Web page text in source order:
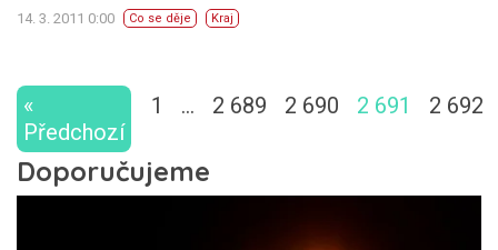
14. 3. 2011 0:00 Co se děje Kraj
«
Předchozí
1 … 2 689 2 690 2 691 2 692